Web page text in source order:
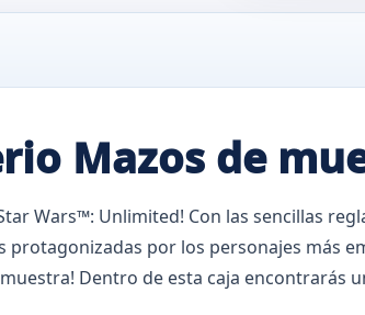
Mazos de
Wars™: Unlimited! Con las sencillas
por los personajes más
Dentro de esta caja encontrarás